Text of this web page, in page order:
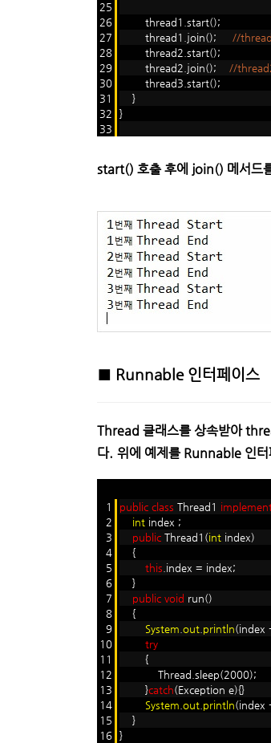
25
26
27
28
29
30
31
32
33
thread1.start();
thread1.join(); //
thread2.start();
thread2.join(); //
thread3.start();
}
}
start() 호출 후에 join() 메서드
■ Runnable 인터페이스
Thread 클래스를 상속받아
다. 위에 예제를 Runnable 인터
1
2
3
4
5
6
7
8
9
10
11
12
13
14
15
16
public class Thread1
intindex ;
publicThread1(intindex)
{
this .index = index;
}
public void run()
{
System out. println(index
try
{
Thread.sleep(2000);
}catch(Exception e){}
System out. println(index
}
}